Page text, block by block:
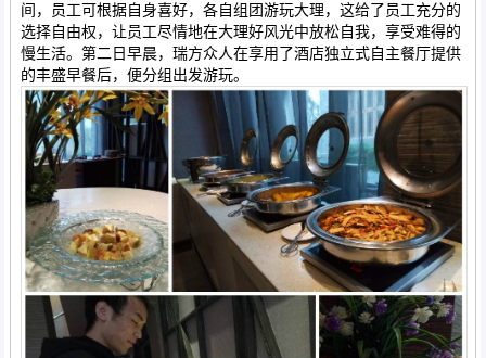
间，员工可根据自身喜好，各自组团游玩大理，这给了员工充分的
选择自由权，让员工尽情地在大理好风光中放松自我，享受难得的
慢生活。第二日早晨，瑞方众人在享用了酒店独立式自主餐厅提供
的丰盛早餐后，便分组出发游玩。